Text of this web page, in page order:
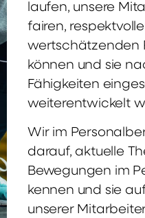
laufen, unsere
fairen,
wertschätzenden
können und sie
Fähigkeiten
weiterentwickelt
Wir im
darauf, aktuelle
Bewegungen im
kennen und sie
unserer